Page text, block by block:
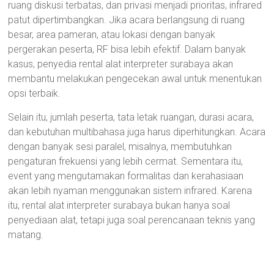
ruang diskusi terbatas, dan privasi menjadi prioritas, infrared
patut dipertimbangkan. Jika acara berlangsung di ruang
besar, area pameran, atau lokasi dengan banyak
pergerakan peserta, RF bisa lebih efektif. Dalam banyak
kasus, penyedia rental alat interpreter surabaya akan
membantu melakukan pengecekan awal untuk menentukan
opsi terbaik.
Selain itu, jumlah peserta, tata letak ruangan, durasi acara,
dan kebutuhan multibahasa juga harus diperhitungkan. Acara
dengan banyak sesi paralel, misalnya, membutuhkan
pengaturan frekuensi yang lebih cermat. Sementara itu,
event yang mengutamakan formalitas dan kerahasiaan
akan lebih nyaman menggunakan sistem infrared. Karena
itu, rental alat interpreter surabaya bukan hanya soal
penyediaan alat, tetapi juga soal perencanaan teknis yang
matang.